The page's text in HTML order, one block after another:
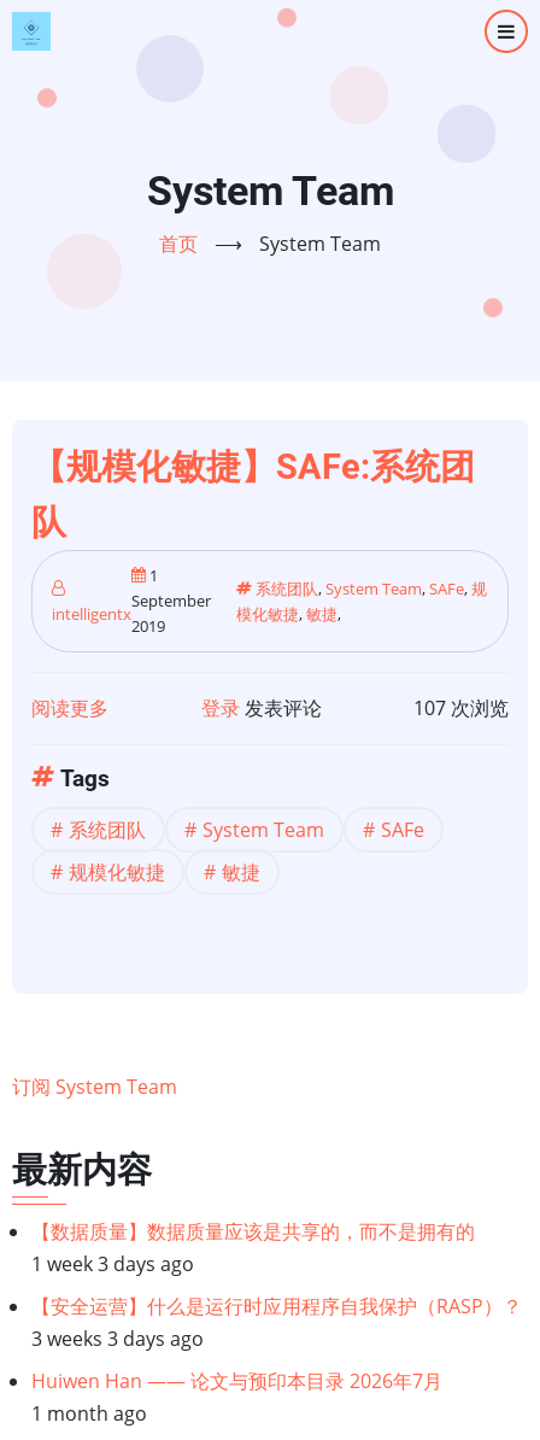
跳
转
System Team
首页 ⟶ System Team
【规模化敏捷】SAFe:系统团
队
intelligentx
1
September
2019
系统团队,System Team,SAFe,规
模化敏捷,敏捷,
阅读更多
化
敏
登录发表评论 107 次浏览
Tags
系统团队 System Team
SAFe
规模化敏捷
敏捷
订阅 System Team
最新内容
【数据质量】数据质量应该是共享的，而不是拥有的
1 week 3 days ago
【安全运营】什么是运行时应用程序自我保护（RASP）？
3 weeks 3 days ago
Huiwen Han —— 论文与预印本目录 2026年7月
1 month ago